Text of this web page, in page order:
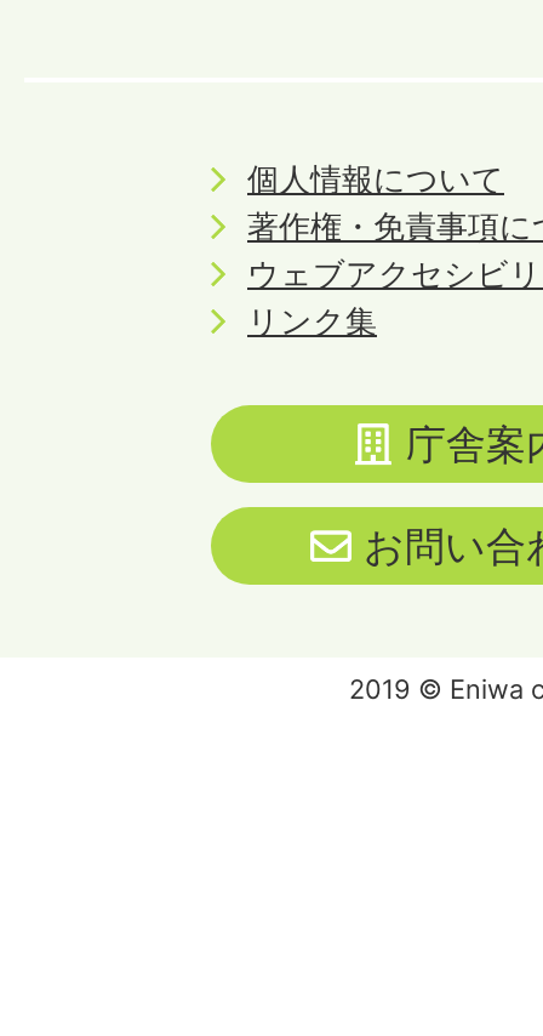
個人情報について
著作権・免責事項
ウェブアクセシビ
リンク集
庁舎案
お問い合
2019 © Eniwa